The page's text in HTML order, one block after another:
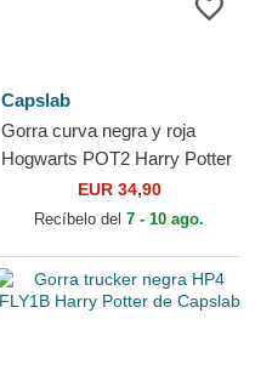
Capslab
Gorra curva negra y roja
Hogwarts POT2 Harry Potter
de CapslabEUR 34,90
Recíbelo del 7 - 10 ago.